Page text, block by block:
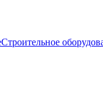
Строительное